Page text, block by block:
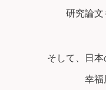
研究論文
そして、日
幸福